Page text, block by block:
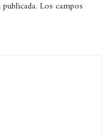
Los campos